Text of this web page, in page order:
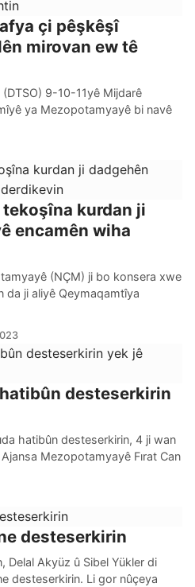
çi pêşkêşî
mirovan ew tê
9-10-11yê Mijdarê
ya Mezopotamyayê bi navê
tekoşîna kurdan ji
encamên wiha
(NÇM) ji bo konsera xwe
da ji aliyê Qeymaqamtîya
desteserkirin
hatibûn desteserkirin, 4 ji wan
Mezopotamyayê Fırat Can
desteserkirin
Delal Akyüz û Sibel Yükler di
desteserkirin. Li gor nûçeya